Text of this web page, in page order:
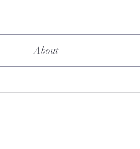
About